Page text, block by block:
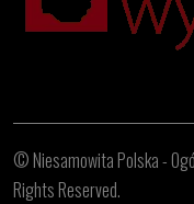
© Niesamowita Polska -
Rights Reserved.